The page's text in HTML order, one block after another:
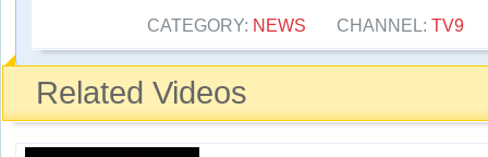
CATEGORY: NEWS CHANNEL: TV9
Related Videos